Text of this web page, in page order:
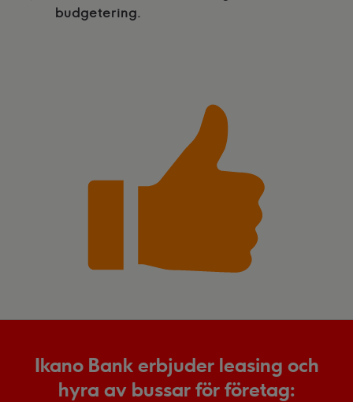
budgetering.
Ikano Bank erbjuder leasing och
hyra av bussar för företag: